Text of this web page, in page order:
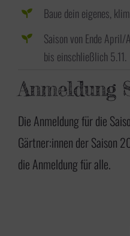
Baue dein eigenes,
Saison von Ende
bis einschließlich 5.11.
Anmeldung
Die Anmeldung für die
Gärtner:innen der Saison
die Anmeldung für alle.